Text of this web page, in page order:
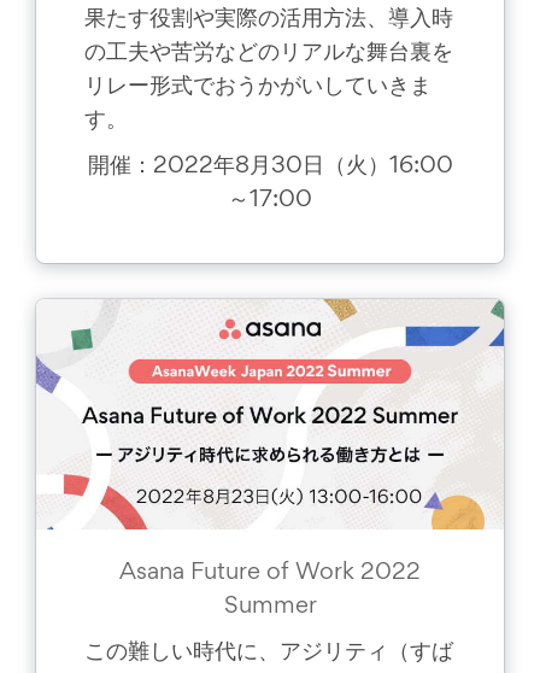
果たす役割や実際の活用方法、導入時
の工夫や苦労などのリアルな舞台裏を
リレー形式でおうかがいしていきま
す。
開催：2022年8月30日（火）16:00
～17:00
Asana Future of Work 2022
Summer
この難しい時代に、アジリティ（すば